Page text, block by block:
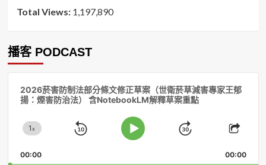
Total Views: 1,197,890
播客 PODCAST
2026菸害防制法部分條文修正草案（世衛菸草減害專家王郁
揚：煙害防治法） 含NotebookLM解釋草案重點
Change
Rate
1x
Skip
Play
Jump
Forward
Share
00:00 00:00